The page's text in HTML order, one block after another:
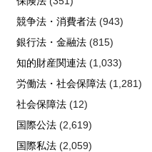
競争法・消費者法(943)
銀行法・金融法(815)
知的財産関連法(1,033)
労働法・社会保障法(1,281)
社会保障法(12)
国際公法(2,619)
国際私法(2,059)